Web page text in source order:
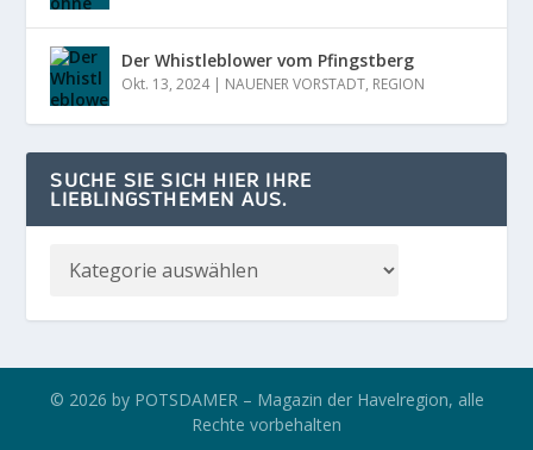
Der Whistleblower vom Pfingstberg
Okt. 13, 2024| NAUENER VORSTADT, REGION
SUCHE SIE SICH HIER IHRE
LIEBLINGSTHEMEN AUS.
© 2026 by POTSDAMER – Magazin der Havelregion, alle
Rechte vorbehalten